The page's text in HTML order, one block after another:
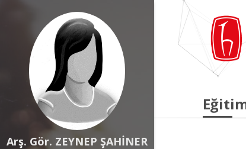
Arş. Gör. ZEYNEP ŞAHİNER